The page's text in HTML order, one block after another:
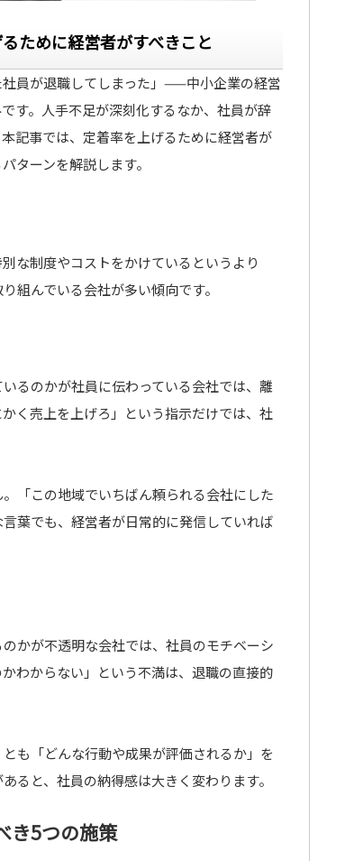
ために経営者がすべきこと
社員が退職してしまった」——中小企業の経営
す。人手不足が深刻化するなか、社員が辞
記事では、定着率を上げるために経営者が
ターンを解説します。
な制度やコストをかけているというより
組んでいる会社が多い傾向です。
るのかが社員に伝わっている会社では、離
く売上を上げろ」という指示だけでは、社
「この地域でいちばん頼られる会社にした
葉でも、経営者が日常的に発信していれば
かが不透明な会社では、社員のモチベーシ
わからない」という不満は、退職の直接的
も「どんな行動や成果が評価されるか」を
ると、社員の納得感は大きく変わります。
き5つの施策